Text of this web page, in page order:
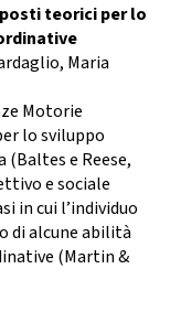
teorici per lo
Maria
Motorie
lo sviluppo
e Reese,
e sociale
in cui l’individuo
di alcune abilità
(Martin &